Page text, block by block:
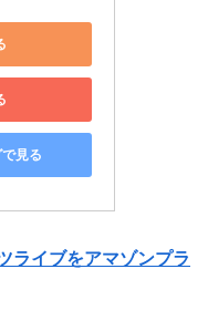
見る
ライブをアマゾンプラ